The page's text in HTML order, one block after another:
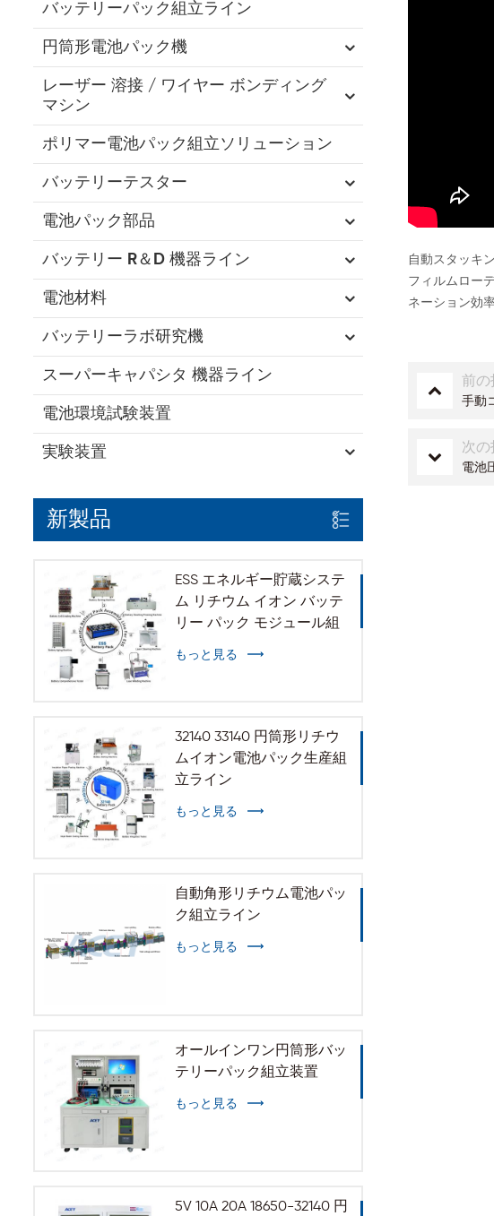
バッテリーパック組立ライン
円筒形電池パック機
レーザー 溶接 / ワイヤー ボンディング
マシン
ポリマー電池パック組立ソリューション
バッテリーテスター
電池パック部品
バッテリー R＆D 機器ライン
電池材料
バッテリーラボ研究機
スーパーキャパシタ 機器ライン
電池環境試験装置
実験装置
新製品
ESS エネルギー貯蔵システ
ム リチウム イオン バッテ
リー パック モジュール組
立ライン
もっと見る
32140 33140 円筒形リチウ
ムイオン電池パック生産組
立ライン
もっと見る
自動角形リチウム電池パッ
ク組立ライン
もっと見る
オールインワン円筒形バッ
テリーパック組立装置
もっと見る
5V 10A 20A 18650-32140 円
自動スタッキ
フィルムロー
ネーション効
前の
手動
次の
電池